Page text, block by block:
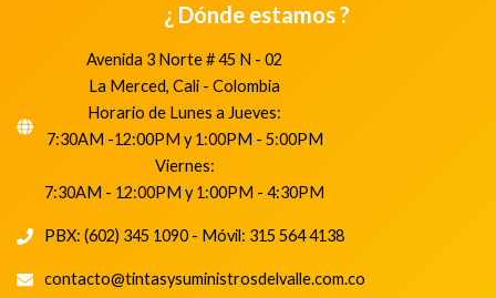
¿ Dónde estamos ?
Avenida 3 Norte # 45 N - 02
La Merced, Cali - Colombia
Horario de Lunes a Jueves:
7:30AM -12:00PM y 1:00PM - 5:00PM
Viernes:
7:30AM - 12:00PM y 1:00PM - 4:30PM
PBX: (602) 345 1090 - Móvil: 315 564 4138
contacto@tintasysuministrosdelvalle.com.co